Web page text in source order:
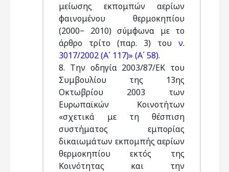
μείωσης εκπομπών αερίων
φαινομένου θερμοκηπίου
(2000− 2010) σύμφωνα με το
άρθρο τρίτο (παρ. 3) του ν.
3017/2002 (Α΄ 117)» (Α΄ 58).
8. Την οδηγία 2003/87/ΕΚ του
Συμβουλίου της 13ης
Οκτωβρίου 2003 των
Ευρωπαϊκών Κοινοτήτων
«σχετικά με τη θέσπιση
συστήματος εμπορίας
δικαιωμάτων εκπομπής αερίων
θερμοκηπίου εκτός της
Κοινότητας και την